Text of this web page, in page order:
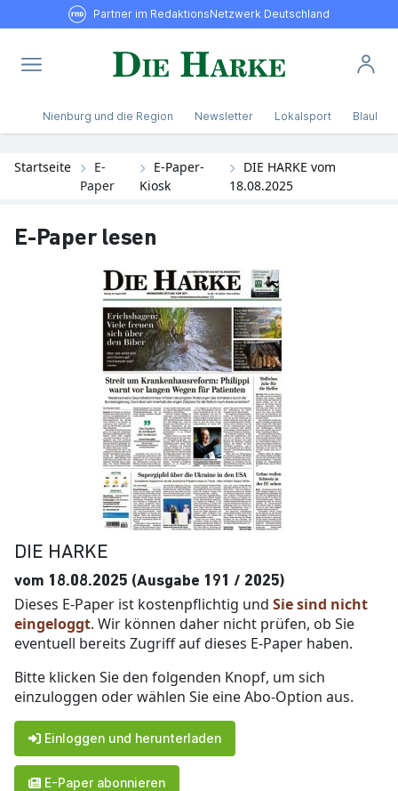
Partner im RedaktionsNetzwerk Deutschland
Nienburg und die Region Newsletter Lokalsport Blaulicht
Startseite
E-
Paper
E-Paper-
Kiosk
DIE HARKE vom
18.08.2025
E-Paper lesen
DIE HARKE
vom 18.08.2025 (Ausgabe 191 / 2025)
Dieses E-Paper ist kostenpflichtig und Sie sind nicht
eingeloggt. Wir können daher nicht prüfen, ob Sie
eventuell bereits Zugriff auf dieses E-Paper haben.
Bitte klicken Sie den folgenden Knopf, um sich
einzuloggen oder wählen Sie eine Abo-Option aus.
Einloggen und herunterladen
E-Paper abonnieren